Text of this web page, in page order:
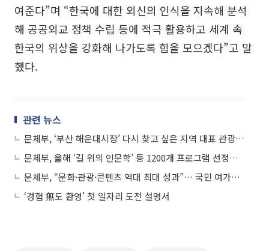
여준다”며 “한국에 대한 외신의 인식을 지속해 분석
해 공공외교 정책 수립 등에 적극 활용하고 세계 속
한국의 위상을 강화해 나가도록 힘을 모으겠다”고 말
했다.
관련 뉴스
문체부, ‘부산 해운대시장’ 다시 찾고 싶은 지역 대표 관광지로 육성한다
문체부, 올해 ‘길 위의 인문학’ 등 1200개 프로그램 선정… 일상 공간으로 확대
문체부, “문화·관광·콘텐츠 역대 최대 성과”… 국민 여가만족도도 최고치 경신
‘경험 無도 환영’ 첫 일자리 도전 설명서